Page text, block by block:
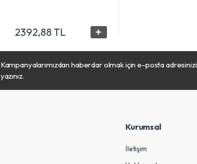
2392,88 TL
Kampanyalarımızdan haberdar olmak için e-posta adresinizi
yazınız.
Kurumsal
İletişim